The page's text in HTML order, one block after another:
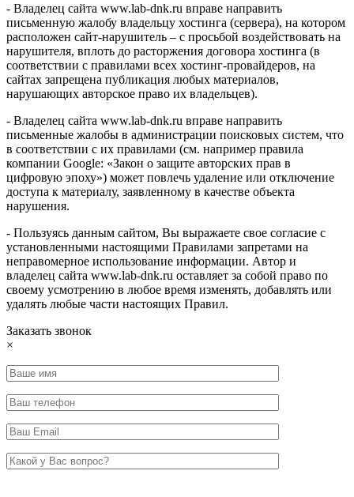
- Владелец сайта www.lab-dnk.ru вправе направить
письменную жалобу владельцу хостинга (сервера), на котором
расположен сайт-нарушитель – с просьбой воздействовать на
нарушителя, вплоть до расторжения договора хостинга (в
соответствии с правилами всех хостинг-провайдеров, на
сайтах запрещена публикация любых материалов,
нарушающих авторское право их владельцев).
- Владелец сайта www.lab-dnk.ru вправе направить
письменные жалобы в администрации поисковых систем, что
в соответствии с их правилами (см. например правила
компании Google: «Закон о защите авторских прав в
цифровую эпоху») может повлечь удаление или отключение
доступа к материалу, заявленному в качестве объекта
нарушения.
- Пользуясь данным сайтом, Вы выражаете свое согласие с
установленными настоящими Правилами запретами на
неправомерное использование информации. Автор и
владелец сайта www.lab-dnk.ru оставляет за собой право по
своему усмотрению в любое время изменять, добавлять или
удалять любые части настоящих Правил.
Заказать звонок
×